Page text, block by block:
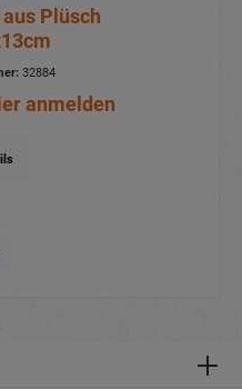
Plüsch
32884
anmelden